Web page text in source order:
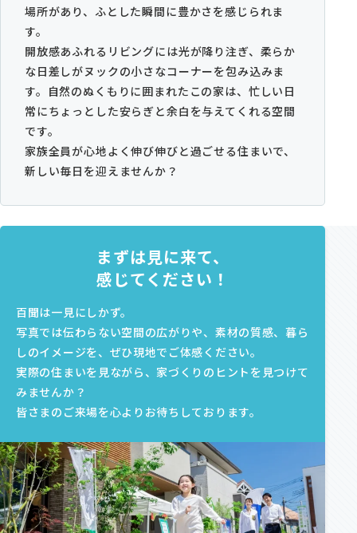
場所があり、ふとした瞬間に豊かさを感じられま
す。
開放感あふれるリビングには光が降り注ぎ、柔らか
な日差しがヌックの小さなコーナーを包み込みま
す。自然のぬくもりに囲まれたこの家は、忙しい日
常にちょっとした安らぎと余白を与えてくれる空間
です。
家族全員が心地よく伸び伸びと過ごせる住まいで、
新しい毎日を迎えませんか？
まずは見に来て、
感じてください！
百聞は一見にしかず。
写真では伝わらない空間の広がりや、素材の質感、暮ら
しのイメージを、ぜひ現地でご体感ください。
実際の住まいを見ながら、家づくりのヒントを見つけて
みませんか？
皆さまのご来場を心よりお待ちしております。